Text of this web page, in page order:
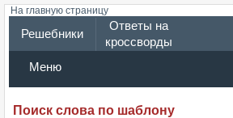
На главную страницу
Решебники
Ответы на
кроссворды
Меню
Поиск слова по шаблону